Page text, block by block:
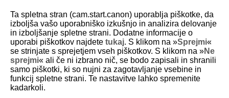
D388-238
Registracija menija My Menu/Moj
meni
Ta spletna stran (cam.start.canon) uporablja piškotke, da
izboljša vašo uporabniško izkušnjo in analizira delovanje
in izboljšanje spletne strani. Dodatne informacije o
uporabi piškotkov najdete tukaj. S klikom na »Sprejmi«
se strinjate s sprejetjem vseh piškotkov. S klikom na »Ne
sprejmi« ali če ni izbrano nič, se bodo zapisali in shranili
samo piškotki, ki so nujni za zagotavljanje vsebine in
funkcij spletne strani. Te nastavitve lahko spremenite
kadarkoli.